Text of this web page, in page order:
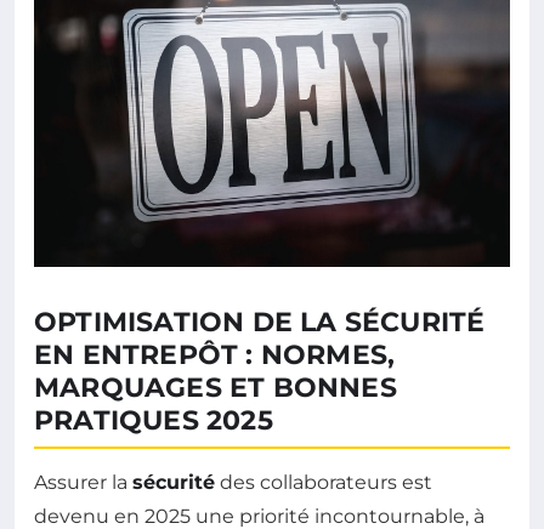
OPTIMISATION DE LA SÉCURITÉ
EN ENTREPÔT : NORMES,
MARQUAGES ET BONNES
PRATIQUES 2025
Assurer la sécurité des collaborateurs est
devenu en 2025 une priorité incontournable, à